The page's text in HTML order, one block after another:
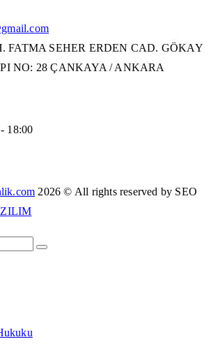
SEHER ERDEN CAD. GÖKAY
NO: 28 ÇANKAYA / ANKARA
18:00
2026 © All rights reserved by SEO